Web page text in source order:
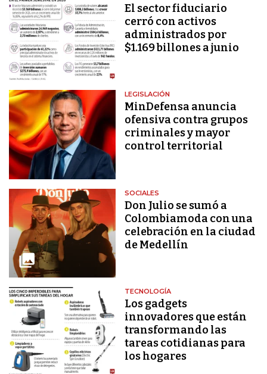
El sector fiduciario
cerró con activos
administrados por
$1.169 billones a junio
LEGISLACIÓN
MinDefensa anuncia
ofensiva contra grupos
criminales y mayor
control territorial
SOCIALES
Don Julio se sumó a
Colombiamoda con una
celebración en la ciudad
de Medellín
TECNOLOGÍA
Los gadgets
innovadores que están
transformando las
tareas cotidianas para
los hogares